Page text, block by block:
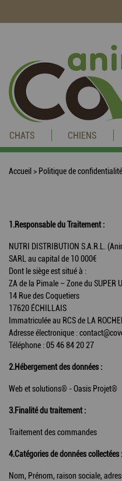
CHATS CHIENS
Accueil > Politique de confidentialité
1.Responsable du Traitement :
NUTRI DISTRIBUTION S.A.R.L.
SARL au capital de 10 000€
Dont le siège est situé à :
ZA de la Pimale – Zone du SUPER U
14 Rue des Coquetiers
17620 ÉCHILLAIS
Immatriculée au RCS de LA
Adresse électronique :
Téléphone : 05 46 84 20 27
2.Hébergement des données :
Web et solutions® - Oasis Projet®
3.Finalité du traitement :
Traitement des commandes
4.Catégories de données collectées :
Nom, Prénom, raison sociale,